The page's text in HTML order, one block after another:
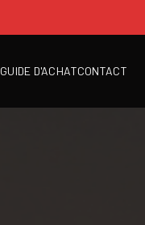
GUIDE D'ACHATCONTACT